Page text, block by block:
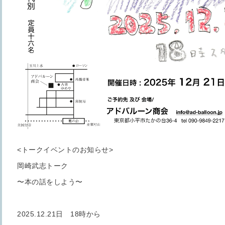
<トークイベントのお知らせ>
岡崎武志トーク
〜本の話をしよう〜
2025.12.21日 18時から